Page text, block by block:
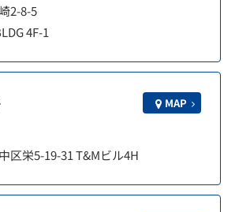
2-8-5
4F-1
MAP
区栄5-19-31 T&Mビル4H